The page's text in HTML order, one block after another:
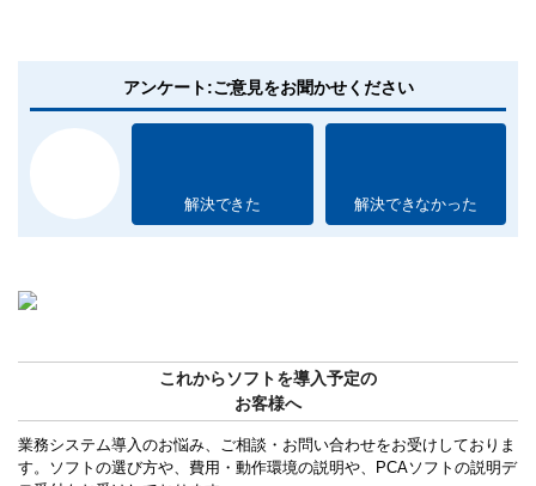
アンケート:ご意見をお聞かせください
解決できた 解決できなかった
これからソフトを導入予定の
お客様へ
業務システム導入のお悩み、ご相談・お問い合わせをお受けしておりま
す。ソフトの選び方や、費用・動作環境の説明や、PCAソフトの説明デ